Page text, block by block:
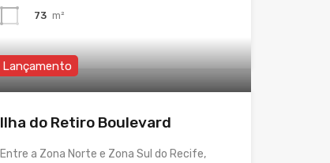
73 m²
Lançamento
Ilha do Retiro Boulevard
Entre a Zona Norte e Zona Sul do Recife,